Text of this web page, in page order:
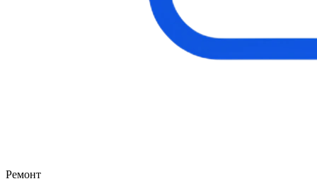
Ремонт